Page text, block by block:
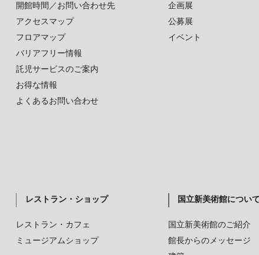
開館時間／お問い合わせ先
アクセスマップ
フロアマップ
バリアフリー情報
託児サービスのご案内
お得な情報
よくあるお問い合わせ
企画展
公募展
イベント
レストラン・ショップ
レストラン・カフェ
ミュージアムショップ
国立新美術館について
国立新美術館のご紹介
館長からのメッセージ